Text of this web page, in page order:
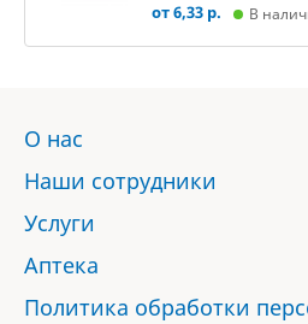
от 6,33 р.
В
О нас
Наши сотрудники
Услуги
Аптека
Политика обработки